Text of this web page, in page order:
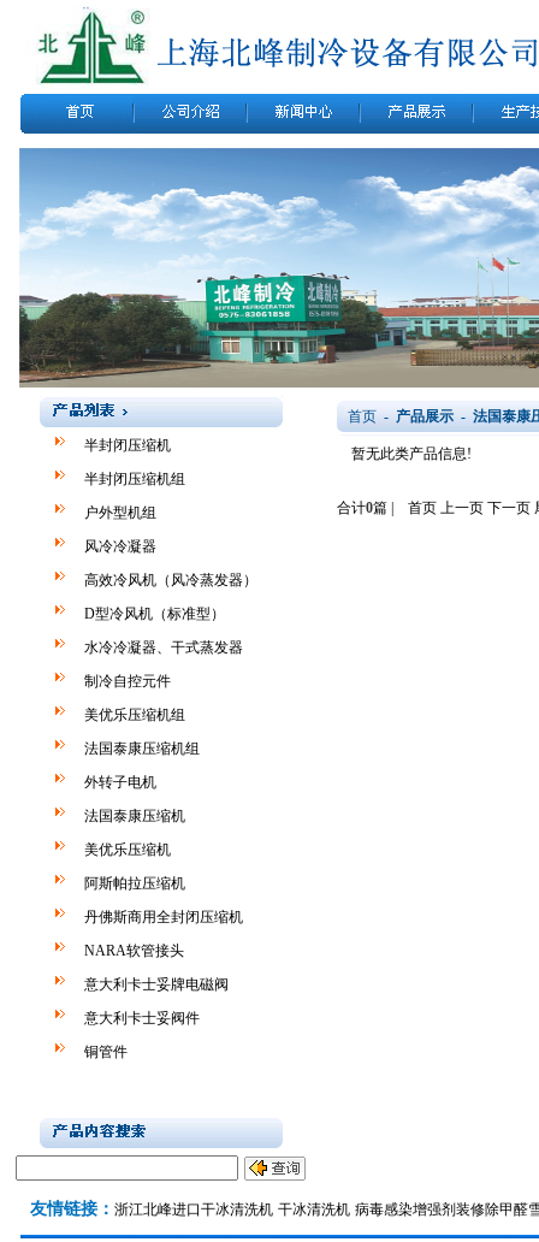
半封闭压缩机
半封闭压缩机组
户外型机组
风冷冷凝器
高效冷风机（风冷蒸发器）
D型冷风机（标准型）
水冷冷凝器、干式蒸发器
制冷自控元件
美优乐压缩机组
法国泰康压缩机组
外转子电机
法国泰康压缩机
美优乐压缩机
阿斯帕拉压缩机
丹佛斯商用全封闭压缩机
NARA软管接头
意大利卡士妥牌电磁阀
意大利卡士妥阀件
铜管件
首页 - 产品展示 - 法国泰康
暂无此类产品信息!
合计0篇 | 首页 上一页 下一页
友情链接： 浙江北峰进口干冰清洗机 干冰清洗机 病毒感染增强剂 装修除甲醛